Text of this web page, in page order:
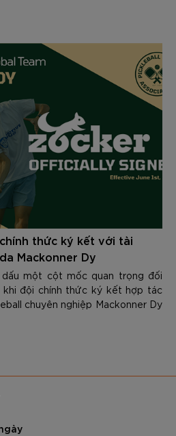
những giải đấu pickleball quy
nhất trong năm.
thức ký kết với tài
Mackonner Dy
một cột mốc quan trọng đối
khi đội chính thức ký kết hợp tác
chuyên nghiệp Mackonner Dy
trẻ nổi bật nhất của làng